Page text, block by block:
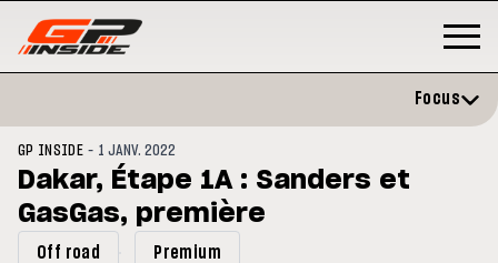
Focus
GP INSIDE - 1 JANV. 2022
Dakar, Étape 1A : Sanders et
GasGas, première
Off road Premium